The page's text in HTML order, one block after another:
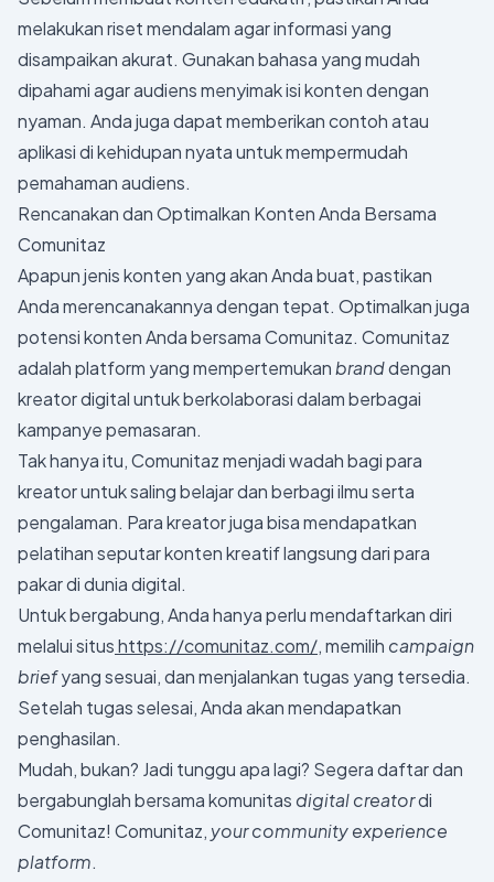
melakukan riset mendalam agar informasi yang
disampaikan akurat. Gunakan bahasa yang mudah
dipahami agar audiens menyimak isi konten dengan
nyaman. Anda juga dapat memberikan contoh atau
aplikasi di kehidupan nyata untuk mempermudah
pemahaman audiens.
Rencanakan dan Optimalkan Konten Anda Bersama
Comunitaz
Apapun jenis konten yang akan Anda buat, pastikan
Anda merencanakannya dengan tepat. Optimalkan juga
potensi konten Anda bersama Comunitaz. Comunitaz
adalah platform yang mempertemukanbranddengan
kreator digital untuk berkolaborasi dalam berbagai
kampanye pemasaran.
Tak hanya itu, Comunitaz menjadi wadah bagi para
kreator untuk saling belajar dan berbagi ilmu serta
pengalaman. Para kreator juga bisa mendapatkan
pelatihan seputar konten kreatif langsung dari para
pakar di dunia digital.
Untuk bergabung, Anda hanya perlu mendaftarkan diri
melalui situshttps://comunitaz.com/, memilih campaign
briefyang sesuai, dan menjalankan tugas yang tersedia.
Setelah tugas selesai, Anda akan mendapatkan
penghasilan.
Mudah, bukan? Jadi tunggu apa lagi? Segera daftar dan
bergabunglah bersama komunitas digital creatordi
Comunitaz! Comunitaz, your community experience
platform.